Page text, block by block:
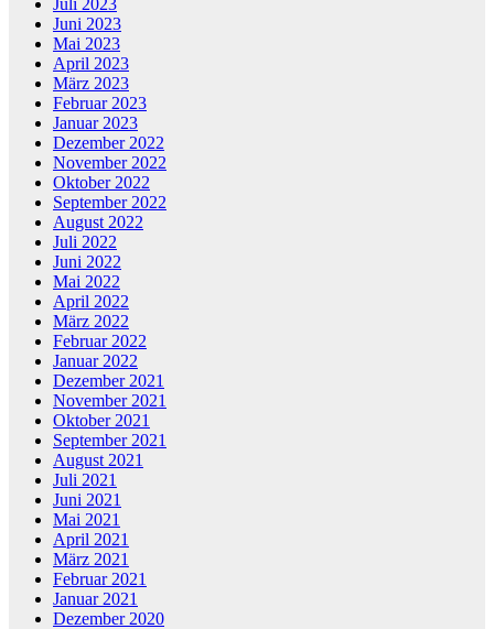
Juni 2023
Mai 2023
April 2023
März 2023
Februar 2023
Januar 2023
Dezember 2022
November 2022
Oktober 2022
September 2022
August 2022
Juli 2022
Juni 2022
Mai 2022
April 2022
März 2022
Februar 2022
Januar 2022
Dezember 2021
November 2021
Oktober 2021
September 2021
August 2021
Juli 2021
Juni 2021
Mai 2021
April 2021
März 2021
Februar 2021
Januar 2021
Dezember 2020